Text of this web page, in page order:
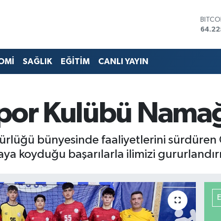
EURO
SAĞLIK EĞİTİM CANLI YAYIN
Kulübü
bünyesinde faaliyetlerini
koyduğu başarılarla ilimizi